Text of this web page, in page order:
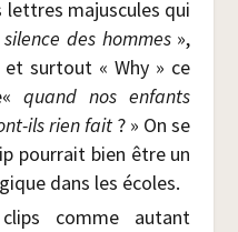
majus­cules qui
silence des hommes»,
sur­tout « Why » ce
quand nos enfants
ils rien fait ? » On se
pour­rait bien être un
dans les écoles.
comme autant